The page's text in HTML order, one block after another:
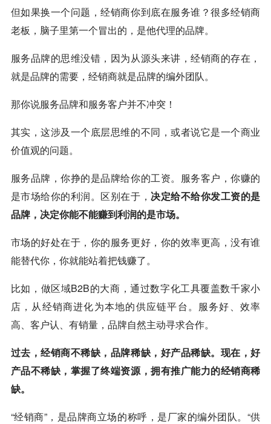
但如果换一个问题，经销商你到底在服务谁？很多经销商
老板，脑子里第一个冒出的，是他代理的品牌。
服务品牌的思维没错，因为从源头来讲，经销商的存在，
就是品牌的需要，经销商就是品牌的编外团队。
那你说服务品牌和服务客户并不冲突！
其实，这涉及一个底层思维的不同，或者说它是一个商业
价值观的问题。
服务品牌，你挣的是品牌给你的工资。服务客户，你赚的
是市场给你的利润。区别在于， 决定给不给你发工资的是
品牌，决定你能不能赚到利润的是市场。
市场的好处在于，你的服务更好，你的效率更高，没有谁
能替代你，你就能站着把钱赚了。
比如，做区域B2B的大商，通过数字化工具覆盖数千家小
店，从经销商进化为本地的供应链平台。服务好、效率
高、客户认、有销量，品牌自然主动寻求合作。
过去，经销商不稀缺，品牌稀缺，好产品稀缺。现在，好
产品不稀缺，掌握了终端资源，拥有推广能力的经销商稀
缺。
“经销商”，是品牌商立场的称呼，是厂家的编外团队。“供